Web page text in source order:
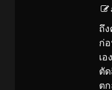
ถึ
ก่
เ
ตัด
ต